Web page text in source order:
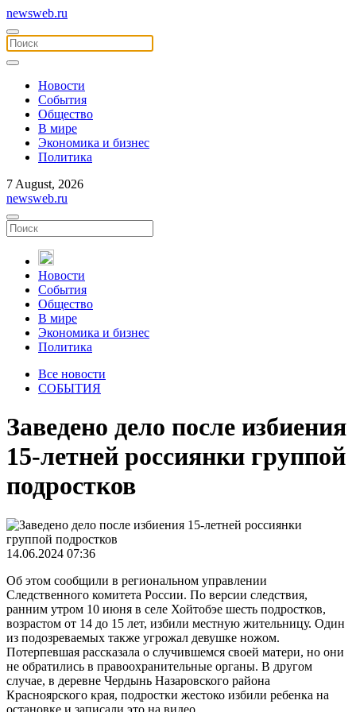
newsweb.ru
Новости
События
Общество
В мире
Экономика и бизнес
Политика
7 August, 2026
newsweb.ru
Новости
События
Общество
В мире
Экономика и бизнес
Политика
Все новости
СОБЫТИЯ
Заведено дело после избиения
15-летней россиянки группой
подростков
14.06.2024 07:36
Об этом сообщили в региональном управлении
Следственного комитета России. По версии следствия,
ранним утром 10 июня в селе Хойтобэе шесть подростков,
возрастом от 14 до 15 лет, избили местную жительницу. Один
из подозреваемых также угрожал девушке ножом.
Потерпевшая рассказала о случившемся своей матери, но они
не обратились в правоохранительные органы. В другом
случае, в деревне Чердынь Назаровского района
Красноярского края, подростки жестоко избили ребенка на
остановке и записали это на видео.